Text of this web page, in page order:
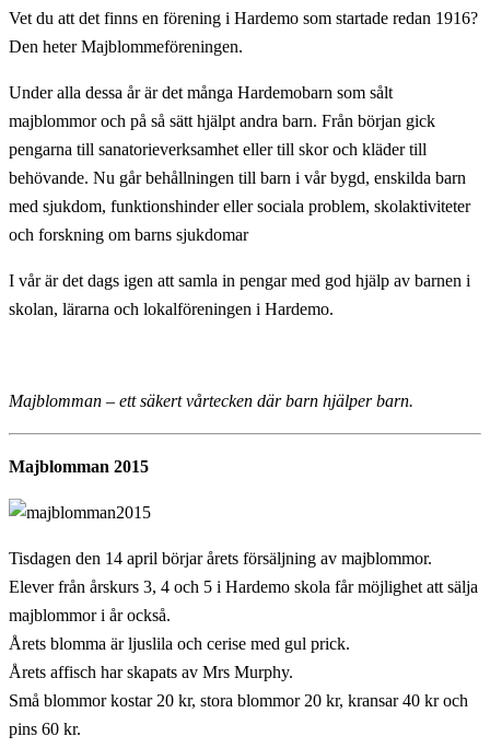
Vet du att det finns en förening i Hardemo som startade redan 1916?
Den heter Majblommeföreningen.
Under alla dessa år är det många Hardemobarn som sålt
majblommor och på så sätt hjälpt andra barn. Från början gick
pengarna till sanatorieverksamhet eller till skor och kläder till
behövande. Nu går behållningen till barn i vår bygd, enskilda barn
med sjukdom, funktionshinder eller sociala problem, skolaktiviteter
och forskning om barns sjukdomar
I vår är det dags igen att samla in pengar med god hjälp av barnen i
skolan, lärarna och lokalföreningen i Hardemo.
Majblomman – ett säkert vårtecken där barn hjälper barn.
Majblomman 2015
Tisdagen den 14 april börjar årets försäljning av majblommor.
Elever från årskurs 3, 4 och 5 i Hardemo skola får möjlighet att sälja
majblommor i år också.
Årets blomma är ljuslila och cerise med gul prick.
Årets affisch har skapats av Mrs Murphy.
Små blommor kostar 20 kr, stora blommor 20 kr, kransar 40 kr och
pins 60 kr.